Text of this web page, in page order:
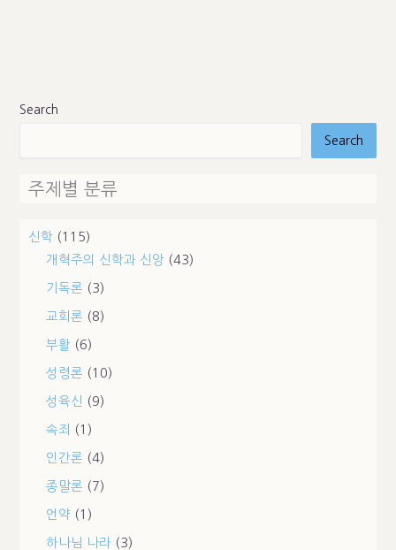
Search
Search
주제별 분류
신학 (115)
개혁주의 신학과 신앙 (43)
기독론 (3)
교회론 (8)
부활 (6)
성령론 (10)
성육신 (9)
속죄 (1)
인간론 (4)
종말론 (7)
언약 (1)
하나님 나라 (3)